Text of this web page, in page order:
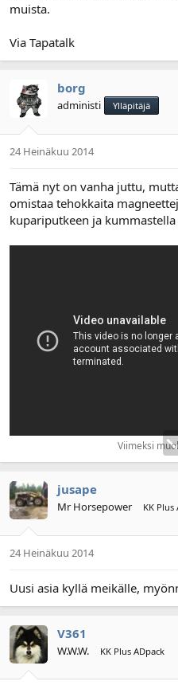
muista.
Via Tapatalk
borg
administi Ylläpitäjä
24 Heinäkuu 2014
Tämä nyt on vanha juttu,
omistaa tehokkaita
kupariputkeen ja
Viimeksi
jusape
Mr Horsepower KK Plus
24 Heinäkuu 2014
Uusi asia kyllä meikälle,
V361
W.W.W. KK Plus ADpack